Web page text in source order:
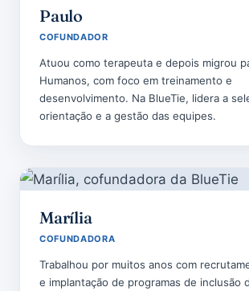
Paulo
COFUNDADOR
Atuou como terapeuta e depois migrou
Humanos, com foco em treinamento e
desenvolvimento. Na BlueTie, lidera a
orientação e a gestão das equipes.
Marília
COFUNDADORA
Trabalhou por muitos anos com
e implantação de programas de inclusão